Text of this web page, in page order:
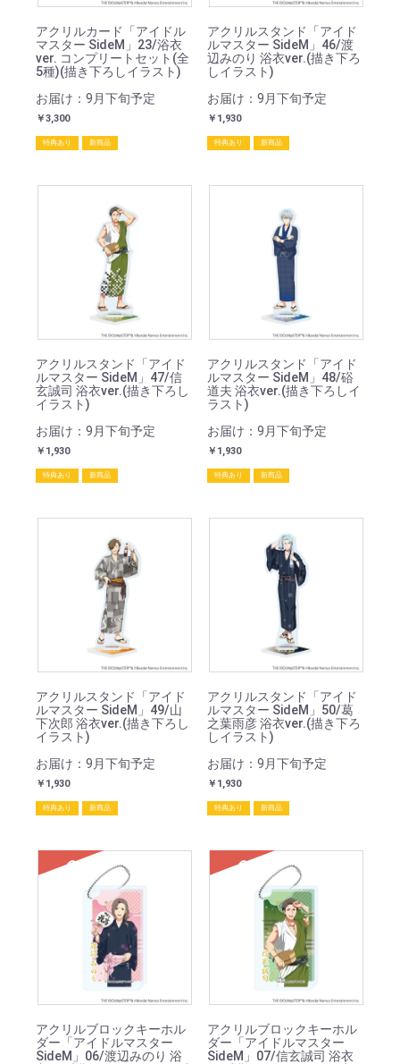
アクリルカード「アイドル
マスター SideM」23/浴衣
ver. コンプリートセット(全
5種)(描き下ろしイラスト)
お届け：9月下旬予定
￥3,300
特典あり 新商品
アクリルスタンド「アイド
ルマスター SideM」46/渡
辺みのり 浴衣ver.(描き下ろ
しイラスト)
お届け：9月下旬予定
￥1,930
特典あり 新商品
アクリルスタンド「アイド
ルマスター SideM」47/信
玄誠司 浴衣ver.(描き下ろし
イラスト)
お届け：9月下旬予定
￥1,930
特典あり 新商品
アクリルスタンド「アイド
ルマスター SideM」48/硲
道夫 浴衣ver.(描き下ろしイ
ラスト)
お届け：9月下旬予定
￥1,930
特典あり 新商品
アクリルスタンド「アイド
ルマスター SideM」49/山
下次郎 浴衣ver.(描き下ろし
イラスト)
お届け：9月下旬予定
￥1,930
特典あり 新商品
アクリルスタンド「アイド
ルマスター SideM」50/葛
之葉雨彦 浴衣ver.(描き下ろ
しイラスト)
お届け：9月下旬予定
￥1,930
特典あり 新商品
SOLD
アクリルブロックキーホル
ダー「アイドルマスター
SideM」06/渡辺みのり 浴
SOLD
アクリルブロックキーホル
ダー「アイドルマスター
SideM」07/信玄誠司 浴衣